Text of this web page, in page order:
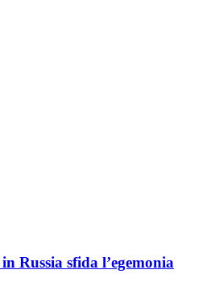
Russia sfida l’egemonia